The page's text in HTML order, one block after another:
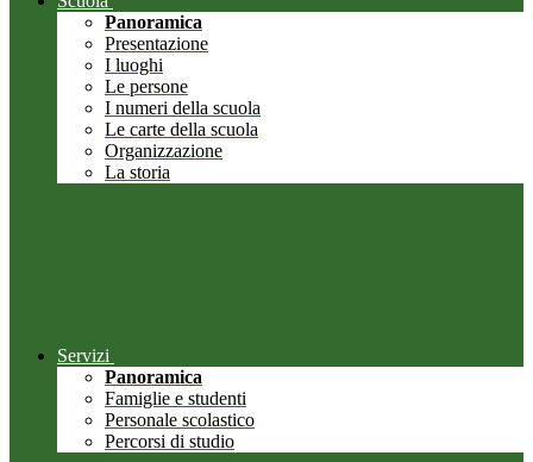
Panoramica
Presentazione
I luoghi
Le persone
I numeri della scuola
Le carte della scuola
Organizzazione
La storia
Servizi
Panoramica
Famiglie e studenti
Personale scolastico
Percorsi di studio